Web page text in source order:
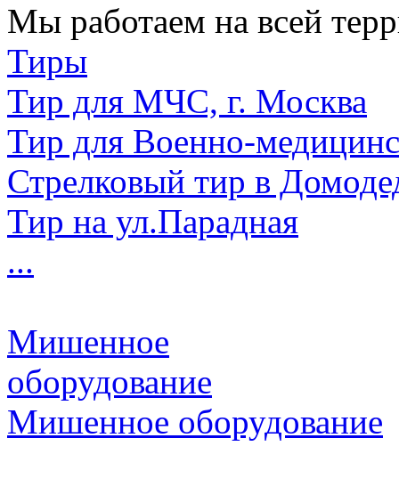
Мы работаем на всей
Тиры
Тир для МЧС, г. Москва
Тир для Военно-
Стрелковый тир в
Тир на ул.Парадная
...
Мишенное
оборудование
Мишенное оборудование